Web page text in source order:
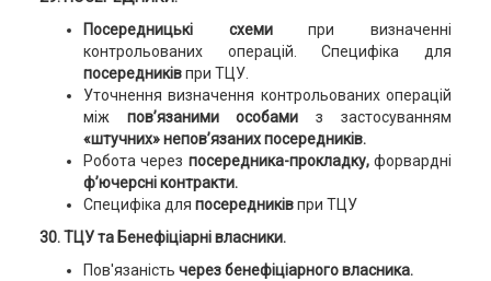
Посередницькі схемипри визначенні
контрольованих операцій. Специфіка для
посередниківпри ТЦУ.
Уточнення визначення контрольованих операцій
між пов’язаними особами з застосуванням
«штучних» непов’язаних посередників.
Робота через посередника-прокладку,форвардні
ф’ючерсні контракти.
Специфіка для посередниківпри ТЦУ
30. ТЦУ та Бенефіціарні власники.
Пов'язаність через бенефіціарного власника.